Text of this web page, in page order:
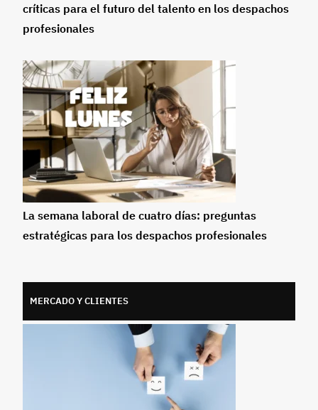
críticas para el futuro del talento en los despachos
profesionales
La semana laboral de cuatro días: preguntas
estratégicas para los despachos profesionales
MERCADO Y CLIENTES